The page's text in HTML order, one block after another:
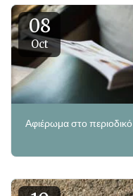
08
Oct
Αφιέρωμα στο περιοδικό